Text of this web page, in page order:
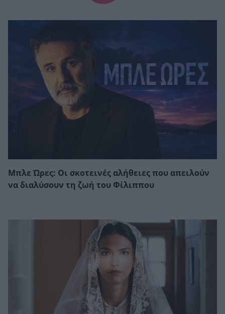
Μπλε Ώρες: Οι σκοτεινές αλήθειες που απειλούν
να διαλύσουν τη ζωή του Φίλιππου